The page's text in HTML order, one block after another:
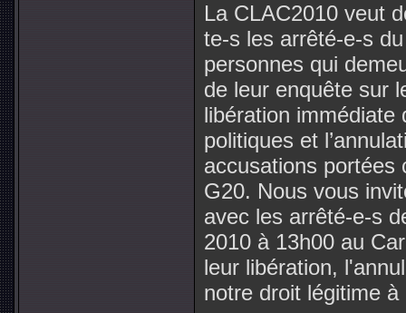
La CLAC2010 veut
te-s les arrêté-e-s
personnes qui
de leur enquête sur
libération immédiate
politiques et
accusations portées
G20. Nous vous
avec les arrêté-e-s
2010 à 13h00 au
leur libération,
notre droit légitime